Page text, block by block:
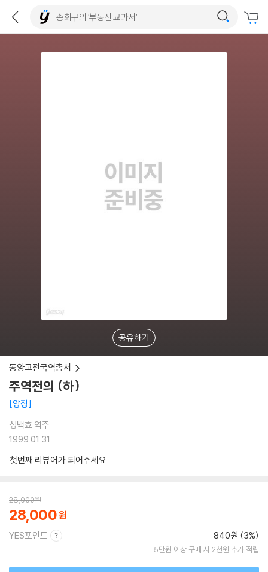
공유하기
동양고전국역총서
주역전의 (하)
양장
성백효 역주
1999.01.31.
첫번째 리뷰어가 되어주세요
28,000원
28,000
YES포인트 840원 (3%)
5만원 이상 구매 시 2천원 추가 적립